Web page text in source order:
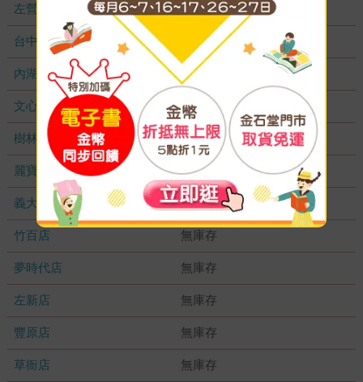
左營店 無庫存
台中秀泰店 無庫存
內湖大潤發 無庫存
文心店 無庫存
樹林店 無庫存
麗寶店 無庫存
義大店 無庫存
竹百店 無庫存
夢時代店 無庫存
左新店 無庫存
豐原店 無庫存
草衙店 無庫存